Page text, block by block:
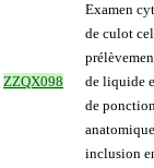
ZZQX098
Examen
de culot
de liquide
de
inclusion